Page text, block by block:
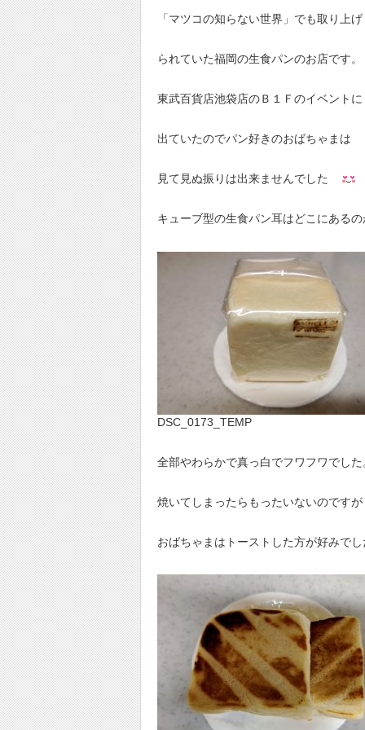
「マツコの知らない世界」でも取り上げ
られていた福岡の生食パンのお店です。
東武百貨店池袋店のＢ１Ｆのイベントに
出ていたのでパン好きのおばちゃまは
見て見ぬ振りは出来ませんでした
キューブ型の生食パン耳はどこにあるの
DSC_0173_TEMP
全部やわらかで真っ白でフワフワでした
焼いてしまったらもったいないのですが
おばちゃまはトーストした方が好みでし